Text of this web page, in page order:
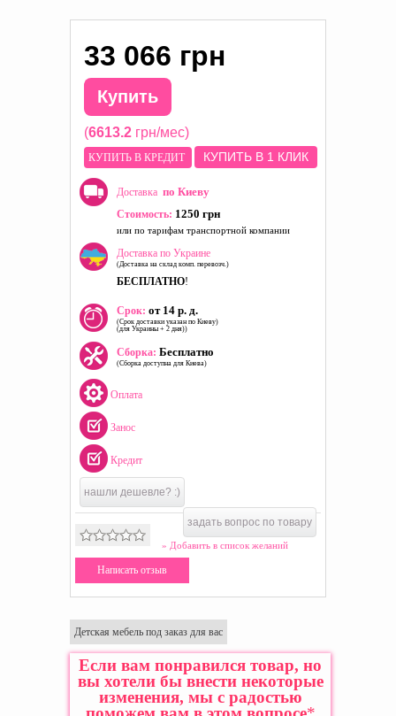
33 066 грн
Купить
(6613.2 грн/мес)
КУПИТЬ В КРЕДИТ КУПИТЬ В 1 КЛИК
Доставка по Киеву
Стоимость: 1250 грн
или по тарифам транспортной компании
Доставка по Украине
(Доставка на склад комп. перевозч.)
БЕСПЛАТНО!
Срок: от 14 р. д.
(Срок доставки указан по Киеву)
(для Украины + 2 дня))
Сборка: Бесплатно
(Сборка доступна для Киева)
Оплата
Занос
Кредит
нашли дешевле? :)
задать вопрос по товару
» Добавить в список желаний
Написать отзыв
Детская мебель под заказ для вас
Если вам понравился товар, но
вы хотели бы внести некоторые
изменения, мы с радостью